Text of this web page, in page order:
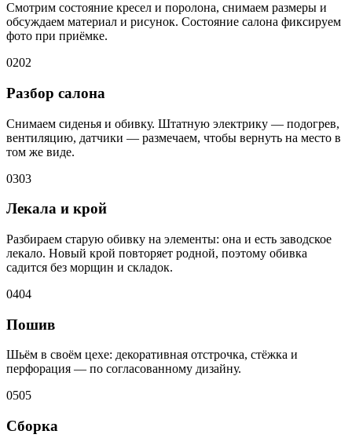
Смотрим состояние кресел и поролона, снимаем размеры и
обсуждаем материал и рисунок. Состояние салона фиксируем
фото при приёмке.
0202
Разбор салона
Снимаем сиденья и обивку. Штатную электрику — подогрев,
вентиляцию, датчики — размечаем, чтобы вернуть на место в
том же виде.
0303
Лекала и крой
Разбираем старую обивку на элементы: она и есть заводское
лекало. Новый крой повторяет родной, поэтому обивка
садится без морщин и складок.
0404
Пошив
Шьём в своём цехе: декоративная отстрочка, стёжка и
перфорация — по согласованному дизайну.
0505
Сборка